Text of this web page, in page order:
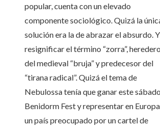
popular, cuenta con un elevado
componente sociológico. Quizá la
solución era la de abrazar el absurdo. Y
resignificar el término “zorra”, heredero
del medieval “bruja” y predecesor del
“tirana radical”. Quizá el tema de
Nebulossa tenía que ganar este
Benidorm Fest y representar en
un país preocupado por un cartel de